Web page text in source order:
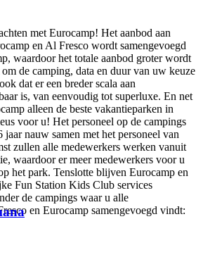
met Eurocamp! Het aanbod aan
en Al Fresco wordt samengevoegd
waardoor het totale aanbod groter wordt
de camping, data en duur van uw keuze
dat er een breder scala aan
is, van eenvoudig tot superluxe. En net
alleen de beste vakantieparken in
voor u! Het personeel op de campings
nauw samen met het personeel van
zullen alle medewerkers werken vanuit
waardoor er meer medewerkers voor u
het park. Tenslotte blijven Eurocamp en
Fun Station Kids Club services
de campings waar u alle
en Eurocamp samengevoegd vindt: